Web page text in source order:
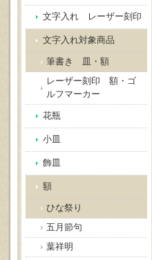
文字入れ レーザー刻印
文字入れ対象商品
筆書き 皿・額
レーザー刻印 額・ゴ
ルフマーカー
花瓶
小皿
飾皿
額
ひな祭り
五月節句
葉祥明